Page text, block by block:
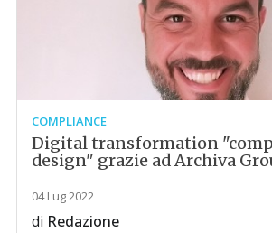
COMPLIANCE
Digital transformation
design" grazie ad Archiva
04 Lug 2022
di Redazione